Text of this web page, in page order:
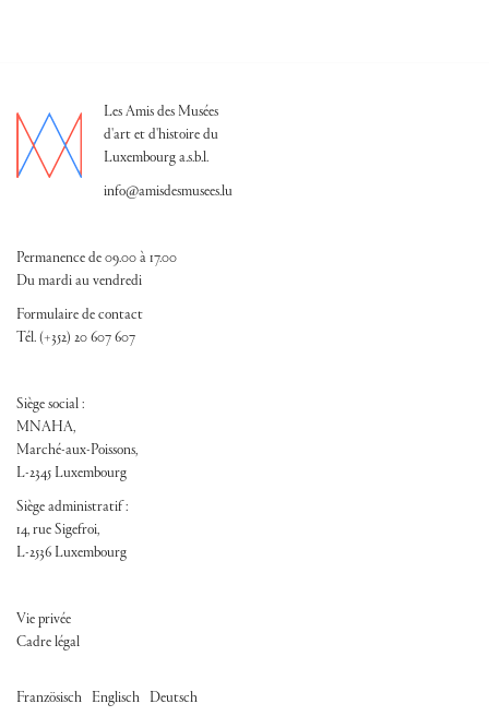
Les Amis des Musées
d'art et d'histoire du
Luxembourg a.s.b.l.
info@amisdesmusees.lu
Permanence de 09.00 à 17.00
Du mardi au vendredi
Formulaire de contact
Tél. (+352) 20 607 607
Siège social :
MNAHA,
Marché-aux-Poissons,
L-2345 Luxembourg
Siège administratif :
14, rue Sigefroi,
L-2536 Luxembourg
FOOTER ADM
Vie privée
Cadre légal
Französisch Englisch Deutsch